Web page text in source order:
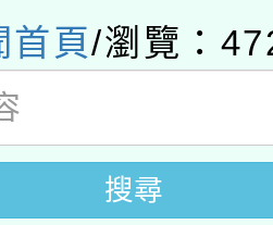
究院辦理「
單位及節水達
22日(星期六
廟祈福系列
航」
園地景藝術
首頁/瀏覽：
搜尋